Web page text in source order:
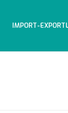
IMPORT-